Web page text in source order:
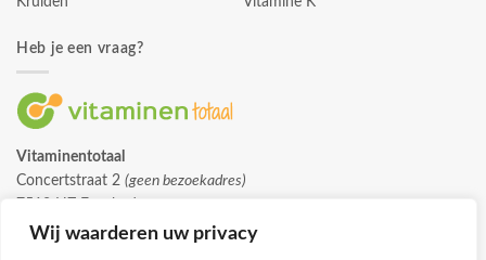
Wij waarderen uw privacy
Heb je een vraag?
Vitaminentotaal
Concertstraat 2 (geen bezoekadres)
info@vitaminentotaal.nl